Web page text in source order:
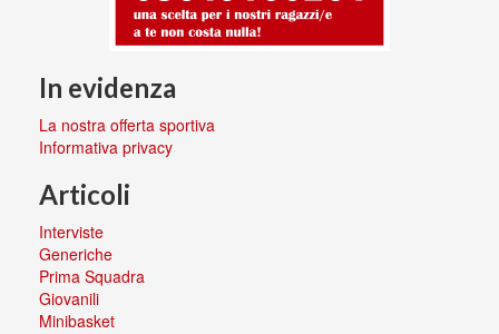
In evidenza
La nostra offerta sportiva
Informativa privacy
Articoli
Interviste
Generiche
Prima Squadra
Giovanili
Minibasket